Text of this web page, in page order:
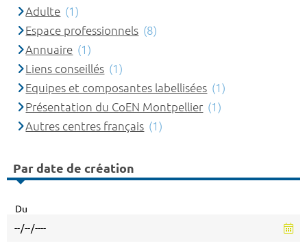
Adulte (1)
Espace professionnels (8)
Annuaire (1)
Liens conseillés (1)
Equipes et composantes labellisées (1)
Présentation du CoEN Montpellier (1)
Autres centres français (1)
Par date de création
Du